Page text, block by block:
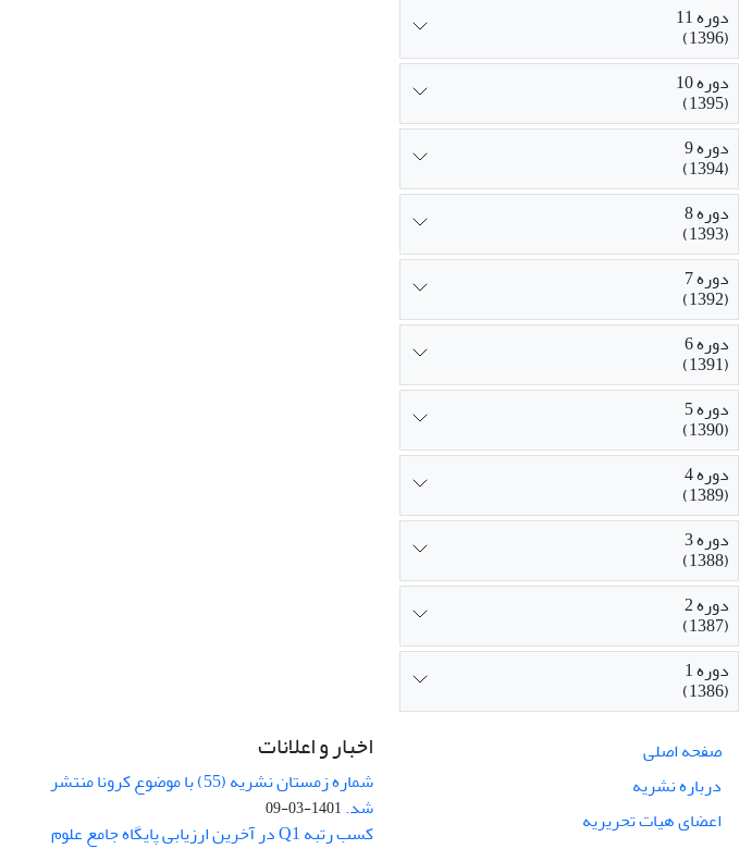
دوره 11
(1396)
دوره 10
(1395)
دوره 9
(1394)
دوره 8
(1393)
دوره 7
(1392)
دوره 6
(1391)
دوره 5
(1390)
دوره 4
(1389)
دوره 3
(1388)
دوره 2
(1387)
دوره 1
(1386)
صفحه اصلی
درباره نشریه
اعضای هیات تحریریه
اخبار و اعلانات
شماره زمستان نشریه (55) با موضوع کرونا منتشر
شد.1401-03-09
کسب رتبه Q1 در آخرین ارزیابی پایگاه جامع علوم